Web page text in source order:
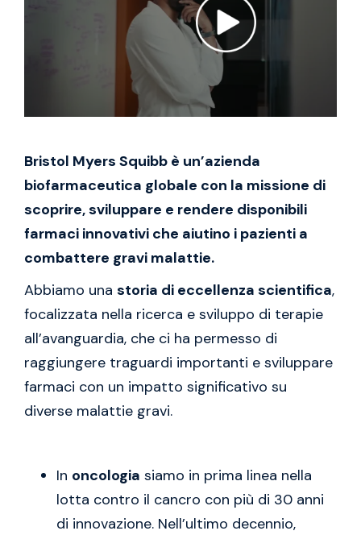
Bristol Myers Squibb è un’azienda
biofarmaceutica globale con la missione di
scoprire, sviluppare e rendere disponibili
farmaci innovativi che aiutino i pazienti a
combattere gravi malattie.
Abbiamo una storia di eccellenza scientifica,
focalizzata nella ricerca e sviluppo di terapie
all’avanguardia, che ci ha permesso di
raggiungere traguardi importanti e sviluppare
farmaci con un impatto significativo su
diverse malattie gravi.
In oncologia siamo in prima linea nella
lotta contro il cancro con più di 30 anni
di innovazione. Nell’ultimo decennio,